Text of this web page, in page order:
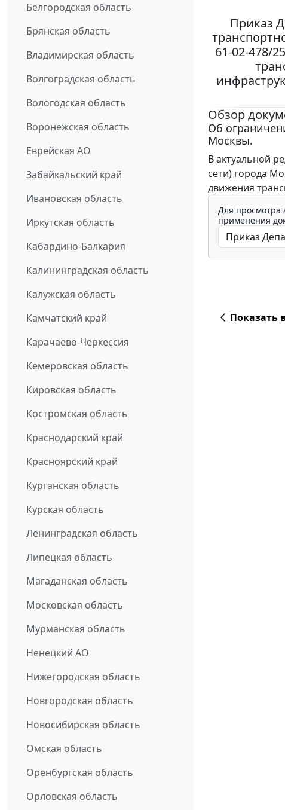
Белгородская область
Брянская область
Владимирская область
Волгоградская область
Вологодская область
Воронежская область
Еврейская АО
Забайкальский край
Ивановская область
Иркутская область
Кабардино-Балкария
Калининградская область
Калужская область
Камчатский край
Карачаево-Черкессия
Кемеровская область
Кировская область
Костромская область
Краснодарский край
Красноярский край
Курганская область
Курская область
Ленинградская область
Липецкая область
Магаданская область
Московская область
Мурманская область
Ненецкий АО
Нижегородская область
Новгородская область
Новосибирская область
Омская область
Оренбургская область
Орловская область
Приказ
61-02-478/
Обзор
Об
Москвы.
В актуальной
сети) города
движения
Для просмотра
применения
Показать